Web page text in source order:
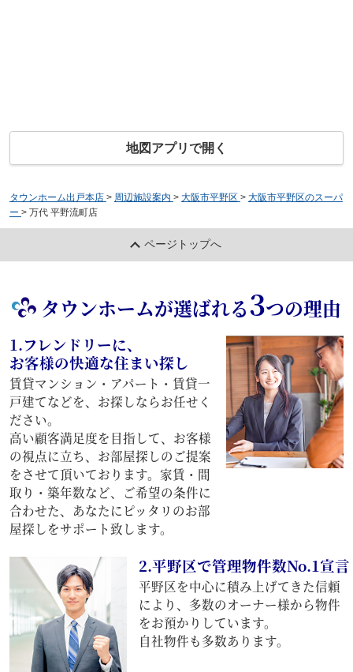
地図アプリで開く
タウンホーム出戸本店 > 周辺施設案内 > 大阪市平野区 > 大阪市平野区のスーパ
ー > 万代 平野流町店
ページトップへ
タウンホームが選ばれる3つの理由
1.フレンドリーに、
お客様の快適な住まい探し
賃貸マンション・アパート・賃貸一
戸建てなどを、お探しならお任せく
ださい。
高い顧客満足度を目指して、お客様
の視点に立ち、お部屋探しのご提案
をさせて頂いております。家賃・間
取り・築年数など、ご希望の条件に
合わせた、あなたにピッタリのお部
屋探しをサポート致します。
2.平野区で管理物件数No.1宣言
平野区を中心に積み上げてきた信頼
により、多数のオーナー様から物件
をお預かりしています。
自社物件も多数あります。